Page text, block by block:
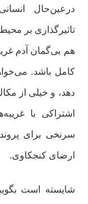
درعین‌حال
هم بی‌گمان آدم
کامل باشد.
دهد، و خیلی از
اشتراکی با
سرنخی برای
ارضای کنجکاوی.